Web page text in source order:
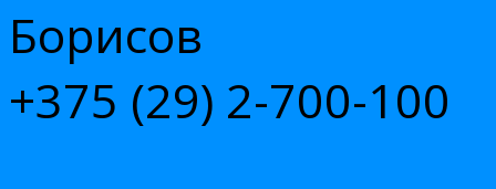
Борисов
+375 (29) 2-700-100